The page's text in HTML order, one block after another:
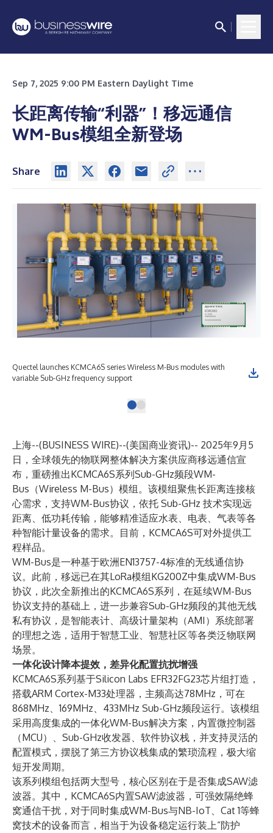
Sep 7, 2025 9:00 PM Eastern Daylight Time
长距离传输“利器”！移远通信
WM-Bus模组全新登场
Share
Quectel launches KCMCA6S series Wireless M-Bus modules with
variable Sub-GHz frequency support
上海--(BUSINESS WIRE)--(美国商业资讯)-- 2025年9月5
日，全球领先的物联网整体解决方案供应商移远通信宣
布，重磅推出KCMCA6S系列Sub-GHz频段WM-
Bus（Wireless M-Bus）模组。该模组聚焦长距离连接核
心需求，支持WM-Bus协议，依托 Sub-GHz 技术实现远
距离、低功耗传输，能够精准适应水表、电表、气表等各
种智能计量设备的需求。目前，KCMCA6S可对外提供工
程样品。
WM-Bus是一种基于欧洲EN13757-4标准的无线通信协
议。此前，移远已在其LoRa模组KG200Z中集成WM-Bus
协议，此次全新推出的KCMCA6S系列，在延续WM-Bus
协议支持的基础上，进一步兼容Sub-GHz频段的其他无线
私有协议，是智能表计、高级计量架构（AMI）系统部署
的理想之选，适用于智慧工业、智慧社区等各类泛物联网
场景。
一体化设计降本提效，差异化配置抗扰增强
KCMCA6S系列基于Silicon Labs EFR32FG23芯片组打造，
搭载ARM Cortex-M33处理器，主频高达78MHz，可在
868MHz、169MHz、433MHz Sub-GHz频段运行。该模组
采用高度集成的一体化WM-Bus解决方案，内置微控制器
（MCU）、Sub-GHz收发器、软件协议栈，并支持灵活的
配置模式，摆脱了第三方协议栈集成的繁琐流程，极大缩
短开发周期。
该系列模组包括两大型号，核心区别在于是否集成SAW滤
波器。其中，KCMCA6S内置SAW滤波器，可强效隔绝蜂
窝通信干扰，对于同时集成WM-Bus与NB-IoT、Cat 1等蜂
窝技术的设备而言，相当于为设备稳定运行装上“防护